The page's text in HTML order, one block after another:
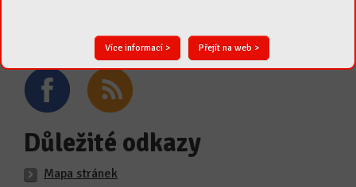
Více informací > Přejít na web >
Důležité odkazy
Mapa stránek